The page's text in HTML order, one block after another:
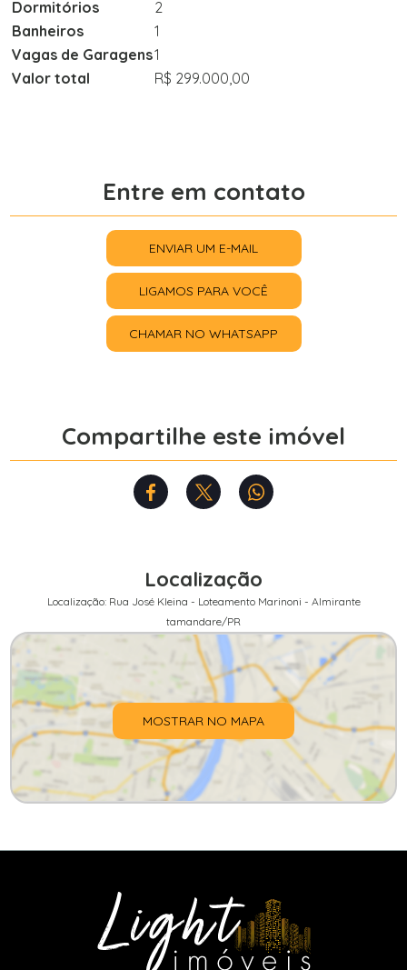
Dormitórios
2
Banheiros
1
Vagas de Garagens1
Valor total
R$ 299.000,00
Entre em contato
ENVIAR UM E-MAIL
LIGAMOS PARA VOCÊ
CHAMAR NO WHATSAPP
Compartilhe este imóvel
Localização
Localização: Rua José Kleina - Loteamento Marinoni - Almirante
tamandare/PR
MOSTRAR NO MAPA